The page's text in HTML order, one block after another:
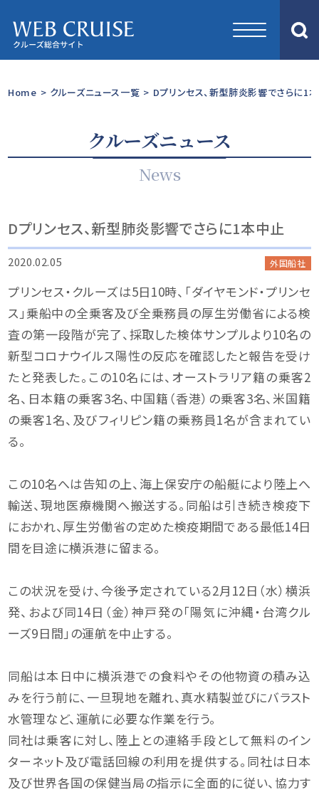
Home > クルーズニュース一覧 > Dプリンセス、新型肺炎影響でさらに1
クルーズニュース
News
Dプリンセス、新型肺炎影響でさらに1本中止
2020.02.05 外国船社
プリンセス・クルーズは5日10時、「ダイヤモンド・プリンセ
ス」乗船中の全乗客及び全乗務員の厚生労働省による検
査の第一段階が完了、採取した検体サンプルより10名の
新型コロナウイルス陽性の反応を確認したと報告を受け
たと発表した。この10名には、オーストラリア籍の乗客2
名、日本籍の乗客3名、中国籍（香港）の乗客3名、米国籍
の乗客1名、及びフィリピン籍の乗務員1名が含まれてい
る。
この10名へは告知の上、海上保安庁の船艇により陸上へ
輸送、現地医療機関へ搬送する。同船は引き続き検疫下
におかれ、厚生労働省の定めた検疫期間である最低14日
間を目途に横浜港に留まる。
この状況を受け、今後予定されている2月12日（水）横浜
発、および同14日（金）神戸発の「陽気に沖縄・台湾クル
ーズ9日間」の運航を中止する。
同船は本日中に横浜港での食料やその他物資の積み込
みを行う前に、一旦現地を離れ、真水精製並びにバラスト
水管理など、運航に必要な作業を行う。
同社は乗客に対し、陸上との連絡手段として無料のイン
ターネット及び電話回線の利用を提供する。同社は日本
及び世界各国の保健当局の指示に全面的に従い、協力す